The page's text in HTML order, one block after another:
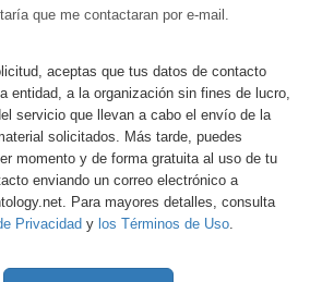
que me contactaran por e-mail.
aceptas que tus datos de contacto
entidad, a la organización sin fines de lucro,
servicio que llevan a cabo el envío de la
solicitados. Más tarde, puedes
momento y de forma gratuita al uso de tu
enviando un correo electrónico a
Para mayores detalles, consulta
Privacidad y los Términos de Uso.